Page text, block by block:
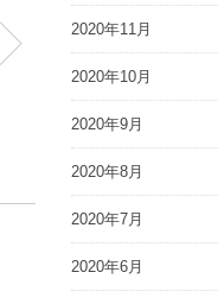
2020年11月
2020年10月
2020年9月
2020年8月
2020年7月
2020年6月